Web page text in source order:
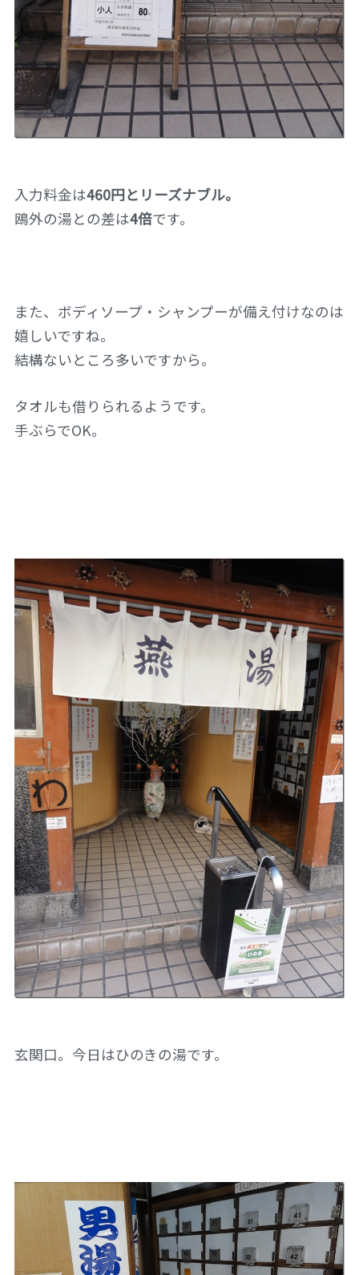
入力料金は460円とリーズナブル。
鴎外の湯との差は4倍です。
また、ボディソープ・シャンプーが備え付けなのは
嬉しいですね。
結構ないところ多いですから。
タオルも借りられるようです。
手ぶらでOK。
玄関口。今日はひのきの湯です。